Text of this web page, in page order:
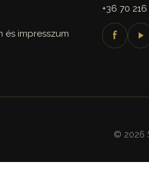
és impresszum
+36 70
f
© 2026